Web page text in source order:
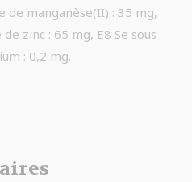
de manganèse(II) : 35 mg,
zinc : 65 mg, E8 Se sous
: 0,2 mg.